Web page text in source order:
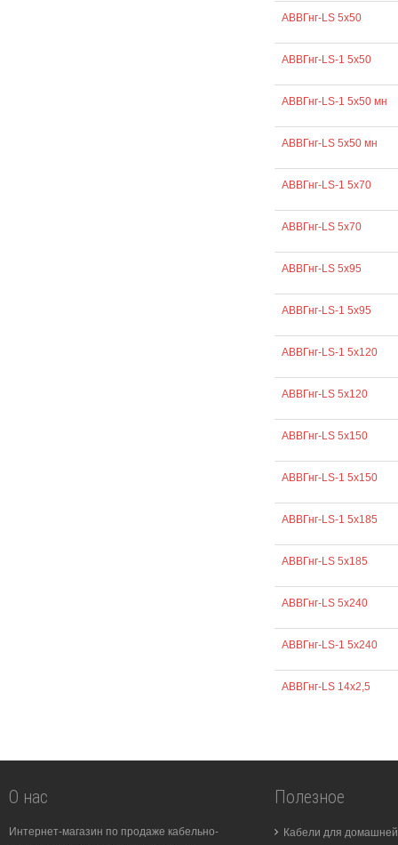
АВВГнг-LS 5х50
АВВГнг-LS-1 5х50
АВВГнг-LS-1 5х50 мн
АВВГнг-LS 5х50 мн
АВВГнг-LS-1 5х70
АВВГнг-LS 5х70
АВВГнг-LS 5х95
АВВГнг-LS-1 5х95
АВВГнг-LS-1 5х120
АВВГнг-LS 5х120
АВВГнг-LS 5х150
АВВГнг-LS-1 5х150
АВВГнг-LS-1 5х185
АВВГнг-LS 5х185
АВВГнг-LS 5х240
АВВГнг-LS-1 5х240
АВВГнг-LS 14х2,5
О нас
Интернет-магазин по продаже кабельно-
Полезное
Кабели для